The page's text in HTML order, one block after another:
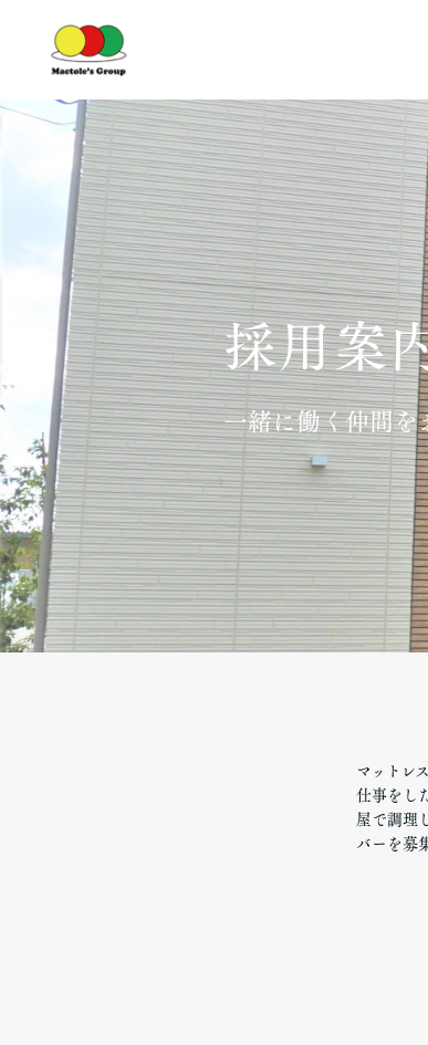
採用案
一緒に働く仲間を
マットレ
仕事をし
屋で調理
バーを募